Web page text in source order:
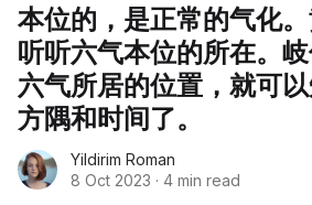
本位的，是正常的气化
听听六气本位的所在。
六气所居的位置，就可
方隅和时间了。
Yildirim Roman
8 Oct 2023 · 4 min read